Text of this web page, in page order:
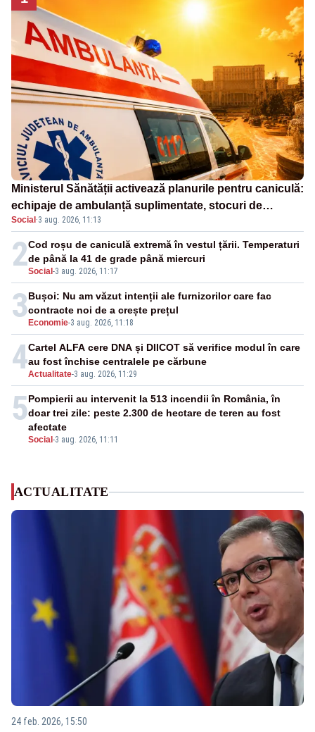
Ministerul Sănătății activează planurile pentru caniculă:
echipaje de ambulanță suplimentate, stocuri de
medicamente verificate și puncte de apă în spațiile
publice
Social ·3 aug. 2026, 11:13
2Social -3 aug. 2026, 11:17
Cod roșu de caniculă extremă în vestul țării. Temperaturi
de până la 41 de grade până miercuri
3 Economie-3 aug. 2026, 11:18
Bușoi: Nu am văzut intenții ale furnizorilor care fac
contracte noi de a crește prețul
4Actualitate-3 aug. 2026, 11:29
Cartel ALFA cere DNA și DIICOT să verifice modul în care
au fost închise centralele pe cărbune
5
Social -3 aug. 2026, 11:11
Pompierii au intervenit la 513 incendii în România, în
doar trei zile: peste 2.300 de hectare de teren au fost
afectate
ACTUALITATE
24 feb. 2026, 15:50